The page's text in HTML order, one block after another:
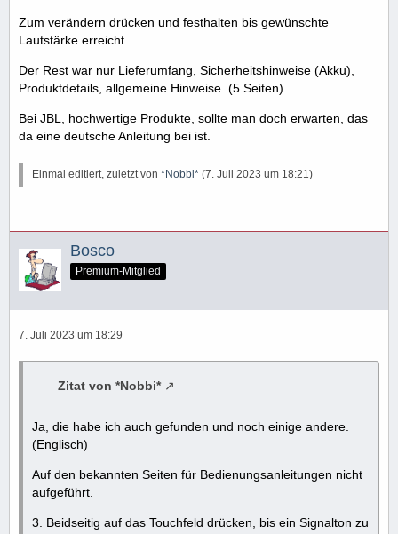
Zum verändern drücken und festhalten bis gewünschte
Lautstärke erreicht.
Der Rest war nur Lieferumfang, Sicherheitshinweise (Akku),
Produktdetails, allgemeine Hinweise. (5 Seiten)
Bei JBL, hochwertige Produkte, sollte man doch erwarten, das
da eine deutsche Anleitung bei ist.
Einmal editiert, zuletzt von *Nobbi* (7. Juli 2023 um 18:21 )
Bosco
Premium-Mitglied
7. Juli 2023 um 18:29
Zitat von *Nobbi*
Ja, die habe ich auch gefunden und noch einige andere.
(Englisch)
Auf den bekannten Seiten für Bedienungsanleitungen nicht
aufgeführt.
3. Beidseitig auf das Touchfeld drücken, bis ein Signalton zu